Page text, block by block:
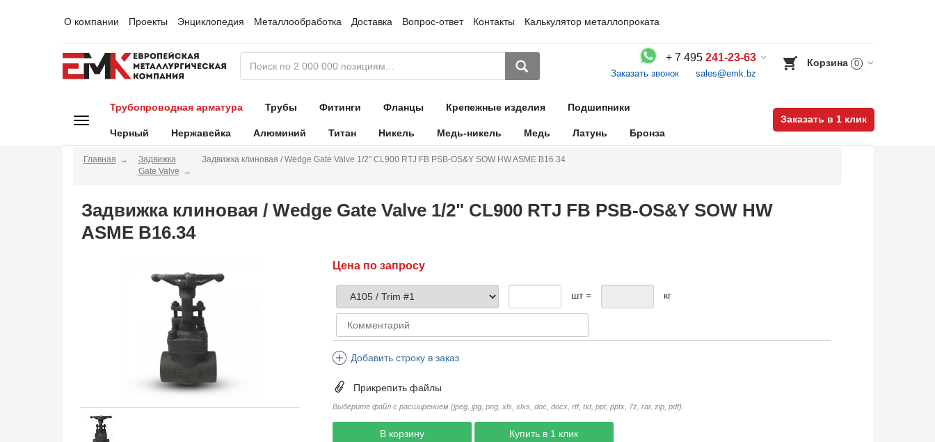
О компании Проекты Энциклопедия Металлообработка Доставка Вопрос-ответ Контакты Калькулятор металлопроката
+ 7 495 241-23-63
Заказать звонок sales@emk.bz
Корзина 0
Трубопроводная арматура Трубы Фитинги Фланцы Крепежные изделия Подшипники
Черный Нержавейка Алюминий Титан Никель Медь-никель Медь Латунь Бронза
Заказать в 1 клик
Главная
Задвижка
Gate Valve
Задвижка клиновая / Wedge Gate Valve 1/2" CL900 RTJ FB PSB-OS&Y SOW HW ASME B16.34
Задвижка клиновая / Wedge Gate Valve 1/2" CL900 RTJ FB PSB-OS&Y SOW HW
ASME B16.34
Цена по запросу
шт = кг
Добавить строку в заказ
Прикрепить файлы
Выберите файл с расширением (jpeg, jpg, png, xls, xlxs, doc, docx, rtf, txt, ppt, pptx, 7z, rar, zip, pdf).
В корзину Купить в 1 клик